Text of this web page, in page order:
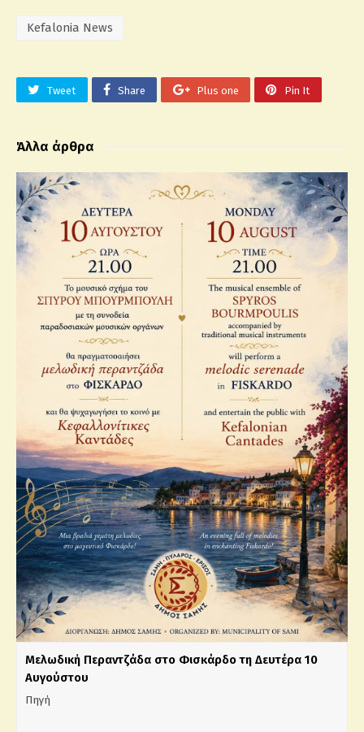
Kefalonia News
Tweet Share Plus one Pin It
Άλλα άρθρα
Μελωδική Περαντζάδα στο Φισκάρδο τη Δευτέρα 10
Αυγούστου
Πηγή